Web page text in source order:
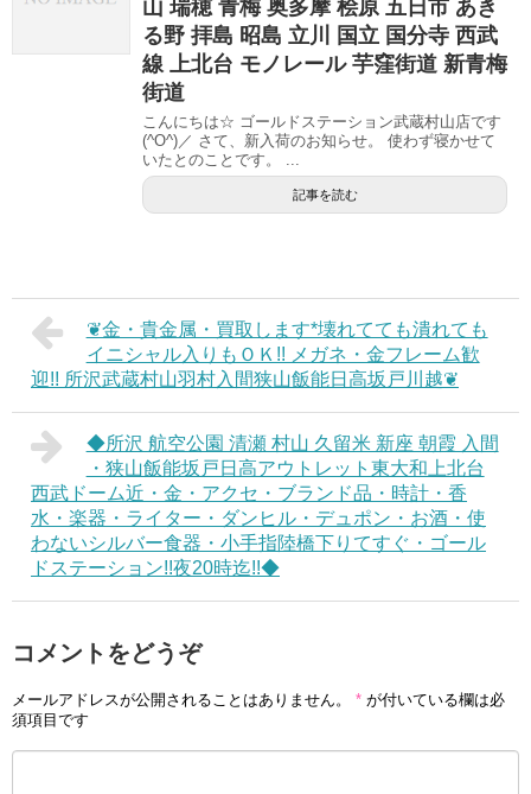
山 瑞穂 青梅 奥多摩 桧原 五日市 あき
る野 拝島 昭島 立川 国立 国分寺 西武
線 上北台 モノレール 芋窪街道 新青梅
街道
こんにちは☆ ゴールドステーション武蔵村山店です
(^O^)／ さて、新入荷のお知らせ。 使わず寝かせて
いたとのことです。 ...
記事を読む
❦金・貴金属・買取します*壊れてても潰れても
イニシャル入りもＯＫ!! メガネ・金フレーム歓
迎!! 所沢武蔵村山羽村入間狭山飯能日高坂戸川越❦
◆所沢 航空公園 清瀬 村山 久留米 新座 朝霞 入間
・狭山飯能坂戸日高アウトレット東大和上北台
西武ドーム近・金・アクセ・ブランド品・時計・香
水・楽器・ライター・ダンヒル・デュポン・お酒・使
わないシルバー食器・小手指陸橋下りてすぐ・ゴール
ドステーション!!夜20時迄!!◆
コメントをどうぞ
メールアドレスが公開されることはありません。 * が付いている欄は必
須項目です